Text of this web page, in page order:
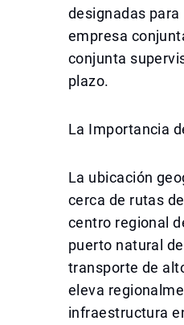
designadas
empresa
conjunta
plazo.
La Importancia
La ubicación
cerca de rutas
centro regional
puerto natural
transporte de
eleva
infraestructura